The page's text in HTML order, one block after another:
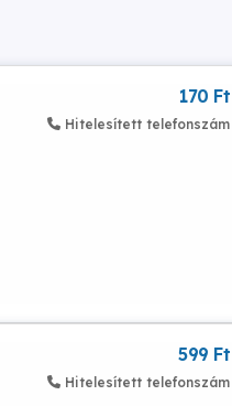
170 Ft
Hitelesített telefonszám
599 Ft
Hitelesített telefonszám